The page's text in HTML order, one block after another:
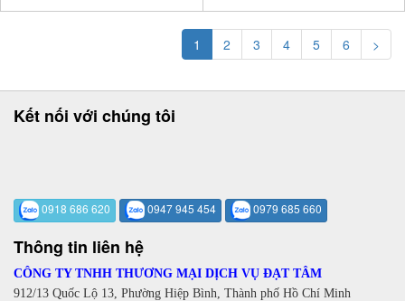
1 2 3 4 5 6 >
Kết nối với chúng tôi
0918 686 620 0947 945 454 0979 685 660
Thông tin liên hệ
CÔNG TY TNHH THƯƠNG MẠI DỊCH VỤ ĐẠT TÂM
912/13 Quốc Lộ 13, Phường Hiệp Bình, Thành phố Hồ Chí Minh